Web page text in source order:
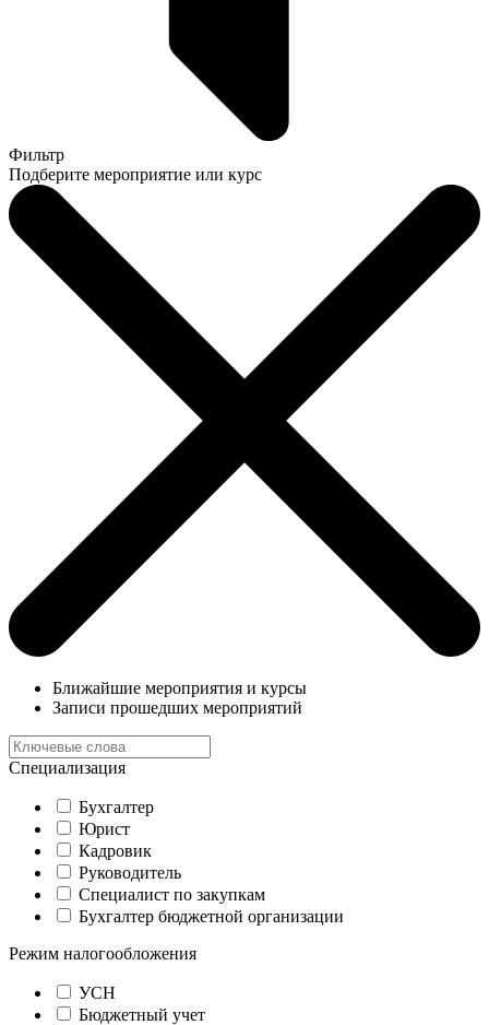
Фильтр
Подберите мероприятие или курс
Ближайшие мероприятия и курсы
Записи прошедших мероприятий
Специализация
Бухгалтер
Юрист
Кадровик
Руководитель
Специалист по закупкам
Бухгалтер бюджетной организации
Режим налогообложения
УСН
Бюджетный учет